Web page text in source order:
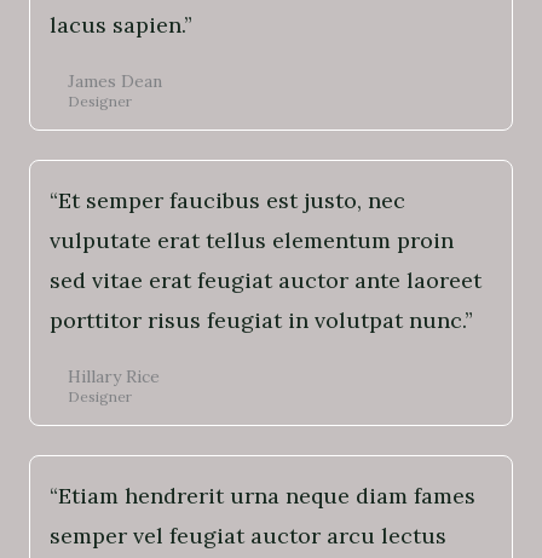
lacus sapien.”
James Dean
Designer
“Et semper faucibus est justo, nec
vulputate erat tellus elementum proin
sed vitae erat feugiat auctor ante laoreet
porttitor risus feugiat in volutpat nunc.”
Hillary Rice
Designer
“Etiam hendrerit urna neque diam fames
semper vel feugiat auctor arcu lectus